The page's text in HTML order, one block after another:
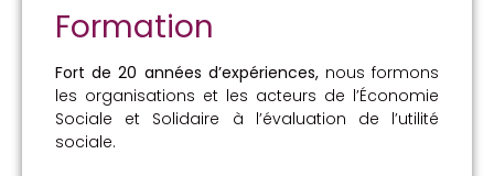
Formation
Fort de 20 années d’expériences,nous formons
les organisations et les acteurs de l’Économie
Sociale et Solidaire à l’évaluation de l’utilité
sociale.